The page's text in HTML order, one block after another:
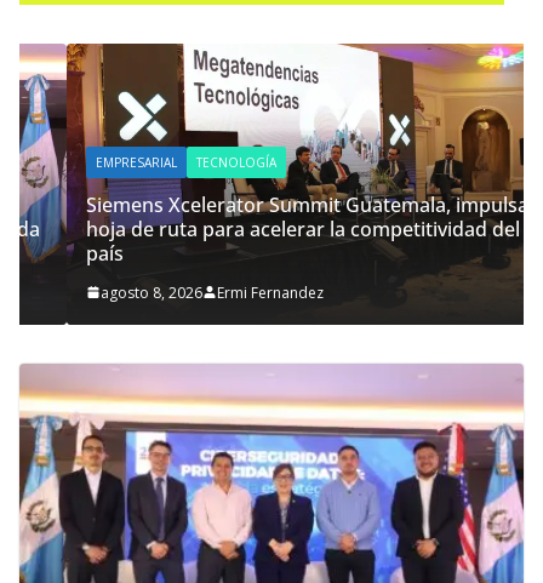
EMPRESARIAL TECNOLOGÍA
Siemens Xcelerator Summit Guatemala, impulsa
hoja de ruta para acelerar la competitividad del
país
agosto 8, 2026 Ermi Fernandez